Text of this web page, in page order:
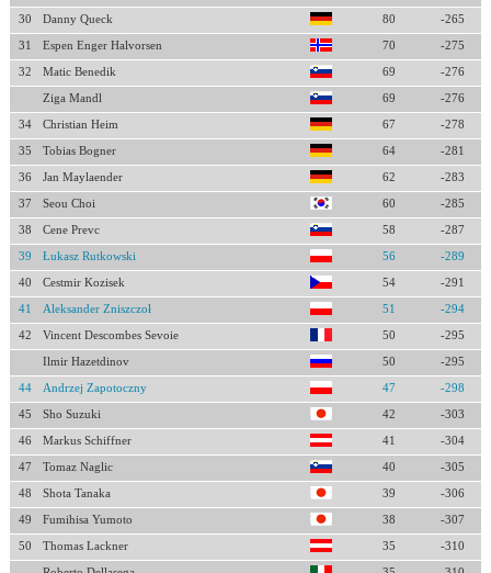
30 Danny Queck 80 -265
31 Espen Enger Halvorsen 70 -275
32 Matic Benedik 69 -276
Ziga Mandl 69 -276
34 Christian Heim 67 -278
35 Tobias Bogner 64 -281
36 Jan Maylaender 62 -283
37 Seou Choi 60 -285
38 Cene Prevc 58 -287
39 Łukasz Rutkowski 56 -289
40 Cestmir Kozisek 54 -291
41 Aleksander Zniszczoł 51 -294
42 Vincent Descombes Sevoie 50 -295
Ilmir Hazetdinov 50 -295
44 Andrzej Zapotoczny 47 -298
45 Sho Suzuki 42 -303
46 Markus Schiffner 41 -304
47 Tomaz Naglic 40 -305
48 Shota Tanaka 39 -306
49 Fumihisa Yumoto 38 -307
50 Thomas Lackner 35 -310